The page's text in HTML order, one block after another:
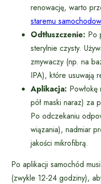
renowację, warto
staremu
Odtłuszczenie: Po
sterylnie czysty.
zmywaczy (np. na
IPA), które usuwają
Aplikacja: Powłokę
pół maski naraz) za
Po odczekaniu
wiązania), nadmiar
jakości mikrofibrą.
Po aplikacji samochód
(zwykle 12-24 godziny),